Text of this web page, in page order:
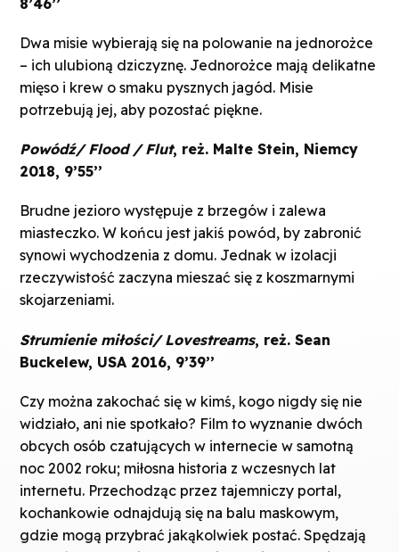
Dwa misie wybierają się na polowanie na jednorożce
– ich ulubioną dziczyznę. Jednorożce mają delikatne
mięso i krew o smaku pysznych jagód. Misie
potrzebują jej, aby pozostać piękne.
Powódź/ Flood / Flut, reż. Malte Stein, Niemcy
2018, 9’55’’
Brudne jezioro występuje z brzegów i zalewa
miasteczko. W końcu jest jakiś powód, by zabronić
synowi wychodzenia z domu. Jednak w izolacji
rzeczywistość zaczyna mieszać się z koszmarnymi
skojarzeniami.
Strumienie miłości/ Lovestreams, reż. Sean
Buckelew, USA 2016, 9’39’’
Czy można zakochać się w kimś, kogo nigdy się nie
widziało, ani nie spotkało? Film to wyznanie dwóch
obcych osób czatujących w internecie w samotną
noc 2002 roku; miłosna historia z wczesnych lat
internetu. Przechodząc przez tajemniczy portal,
kochankowie odnajdują się na balu maskowym,
gdzie mogą przybrać jakąkolwiek postać. Spędzają